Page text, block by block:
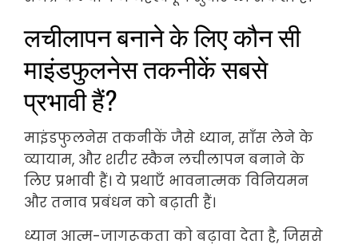
लचीलापन बनाने के लिए कौन सी
माइंडफुलनेस तकनीकें सबसे
प्रभावी हैं?
माइंडफुलनेस तकनीकें जैसे ध्यान, साँस लेने के
व्यायाम, और शरीर स्कैन लचीलापन बनाने के
लिए प्रभावी हैं। ये प्रथाएँ भावनात्मक विनियमन
और तनाव प्रबंधन को बढ़ाती हैं।
ध्यान आत्म-जागरूकता को बढ़ावा देता है, जिससे